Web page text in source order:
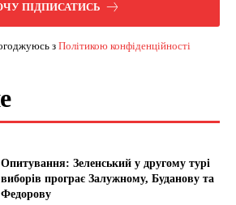
ПІДПИСАТИСЬ
з Політикою конфіденційності
Опитування: Зеленський у другому турі
виборів програє Залужному, Буданову та
Федорову